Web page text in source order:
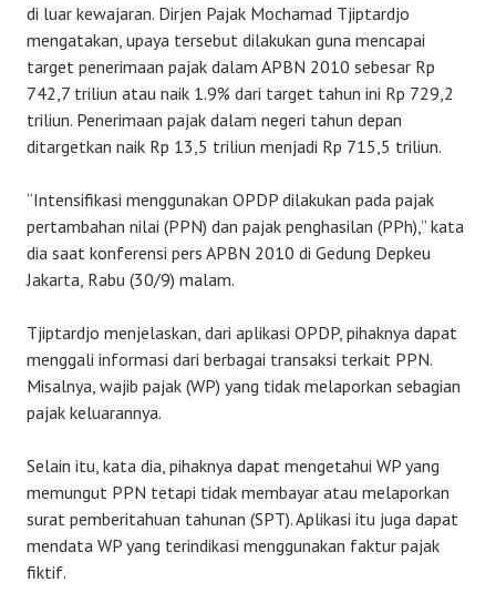
di luar kewajaran. Dirjen Pajak Mochamad Tjiptardjo
mengatakan, upaya tersebut dilakukan guna mencapai
target penerimaan pajak dalam APBN 2010 sebesar Rp
742,7 triliun atau naik 1.9% dari target tahun ini Rp 729,2
triliun. Penerimaan pajak dalam negeri tahun depan
ditargetkan naik Rp 13,5 triliun menjadi Rp 715,5 triliun.
“Intensifikasi menggunakan OPDP dilakukan pada pajak
pertambahan nilai (PPN) dan pajak penghasilan (PPh),” kata
dia saat konferensi pers APBN 2010 di Gedung Depkeu
Jakarta, Rabu (30/9) malam.
Tjiptardjo menjelaskan, dari aplikasi OPDP, pihaknya dapat
menggali informasi dari berbagai transaksi terkait PPN.
Misalnya, wajib pajak (WP) yang tidak melaporkan sebagian
pajak keluarannya.
Selain itu, kata dia, pihaknya dapat mengetahui WP yang
memungut PPN tetapi tidak membayar atau melaporkan
surat pemberitahuan tahunan (SPT). Aplikasi itu juga dapat
mendata WP yang terindikasi menggunakan faktur pajak
fiktif.